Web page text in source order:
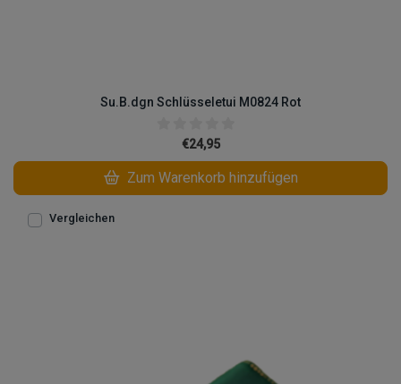
Su.B.dgn Schlüsseletui M0824 Rot
€24,95
Zum Warenkorb hinzufügen
Vergleichen